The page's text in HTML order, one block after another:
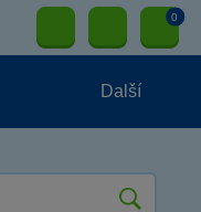
0
Další